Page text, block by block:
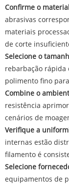
Confirme o
abrasivas
materiais
de corte
Selecione o
rebarbação rápida
polimento fino
Combine o
resistência
cenários de
Verifique a
internas estão
filamento é
Selecione
equipamentos de